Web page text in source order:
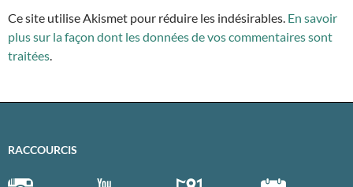
Ce site utilise Akismet pour réduire les indésirables. En savoir
plus sur la façon dont les données de vos commentaires sont
traitées.
RACCOURCIS